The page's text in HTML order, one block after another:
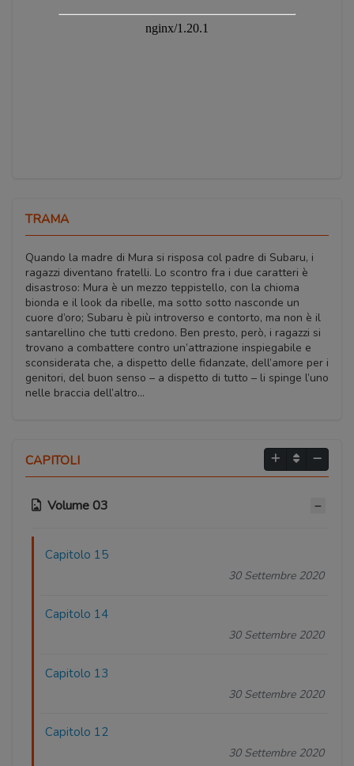
TRAMA
Quando la madre di Mura si risposa col padre di Subaru, i
ragazzi diventano fratelli. Lo scontro fra i due caratteri è
disastroso: Mura è un mezzo teppistello, con la chioma
bionda e il look da ribelle, ma sotto sotto nasconde un
cuore d’oro; Subaru è più introverso e contorto, ma non è il
santarellino che tutti credono. Ben presto, però, i ragazzi si
trovano a combattere contro un’attrazione inspiegabile e
sconsiderata che, a dispetto delle fidanzate, dell’amore per i
genitori, del buon senso – a dispetto di tutto – li spinge l’uno
nelle braccia dell’altro…
CAPITOLI
Volume 03
Capitolo 15
30 Settembre 2020
Capitolo 14
30 Settembre 2020
Capitolo 13
30 Settembre 2020
Capitolo 12
30 Settembre 2020